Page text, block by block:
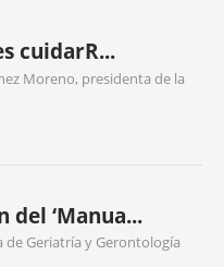
cuidarR...
Moreno, presidenta de la
del ‘Manua...
de Geriatría y Gerontología